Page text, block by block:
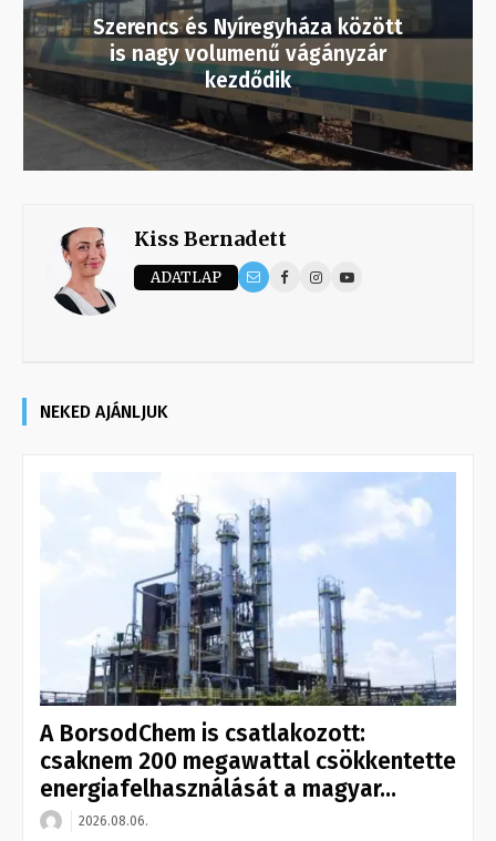
Szerencs és Nyíregyháza között
is nagy volumenű vágányzár
kezdődik
Kiss Bernadett
ADATLAP
NEKED AJÁNLJUK
A BorsodChem is csatlakozott:
csaknem 200 megawattal csökkentette
energiafelhasználását a magyar...
2026.08.06.